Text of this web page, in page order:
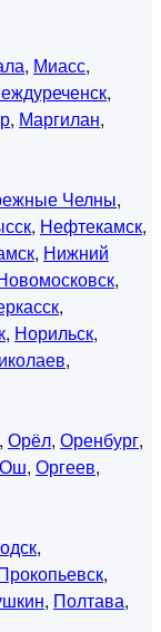
, Миасс,
,
, Маргилан,
Челны,
, Нефтекамск,
, Нижний
,
,
, Норильск,
,
, Орёл, Оренбург,
Ош, Оргеев,
,
,
, Полтава,